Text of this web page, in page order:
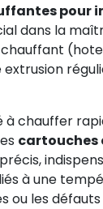
pour
dans la
à chauffer
à une
ou les défauts